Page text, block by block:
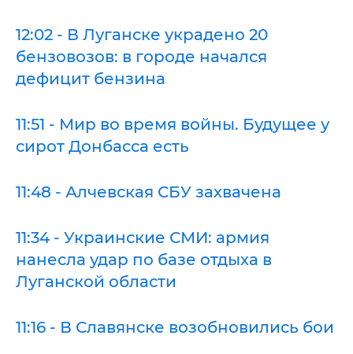
12:02 - В Луганске украдено 20
бензовозов: в городе начался
дефицит бензина
11:51 - Мир во время войны. Будущее у
сирот Донбасса есть
11:48 - Алчевская СБУ захвачена
11:34 - Украинские СМИ: армия
нанесла удар по базе отдыха в
Луганской области
11:16 - В Славянске возобновились бои